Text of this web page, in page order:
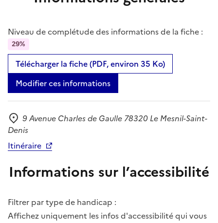
Niveau de complétude des informations de la fiche :
29%
Télécharger la fiche (PDF, environ 35 Ko)
Modifier ces informations
Adresse
9 Avenue Charles de Gaulle 78320 Le Mesnil-Saint-
Denis
Itinéraire
Informations sur l’accessibilité
Filtrer par type de handicap :
Affichez uniquement les infos d'accessibilité qui vous